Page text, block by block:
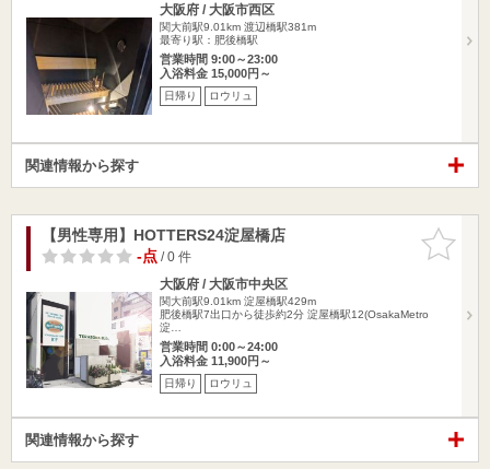
大阪府 / 大阪市西区
関大前駅9.01km 渡辺橋駅381m
最寄り駅：肥後橋駅
営業時間 9:00～23:00
入浴料金 15,000円～
日帰り ロウリュ
関連情報から探す
お気に入
りに追加
【男性専用】HOTTERS24淀屋橋店
-点/ 0 件
大阪府 / 大阪市中央区
関大前駅9.01km 淀屋橋駅429m
肥後橋駅7出口から徒歩約2分 淀屋橋駅12(OsakaMetro
淀…
営業時間 0:00～24:00
入浴料金 11,900円～
日帰り ロウリュ
関連情報から探す